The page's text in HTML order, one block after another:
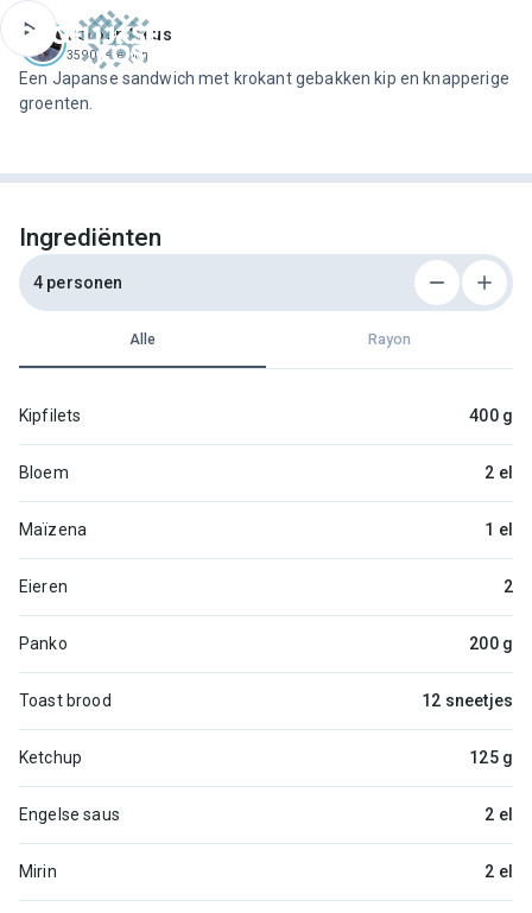
Jeroen Meus
3590 recepten
Een Japanse sandwich met krokant gebakken kip en knapperige
groenten.
Ingrediënten
4 personen
Alle Rayon
Kipfilets 400 g
Bloem 2 el
Maïzena 1 el
Eieren 2
Panko 200 g
Toast brood 12 sneetjes
Ketchup 125 g
Engelse saus 2 el
Mirin 2 el